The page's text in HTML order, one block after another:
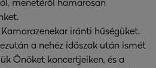
menetéről hamarosan
iránti hűségüket.
a nehéz időszak után ismét
Önöket koncertjeiken, és a